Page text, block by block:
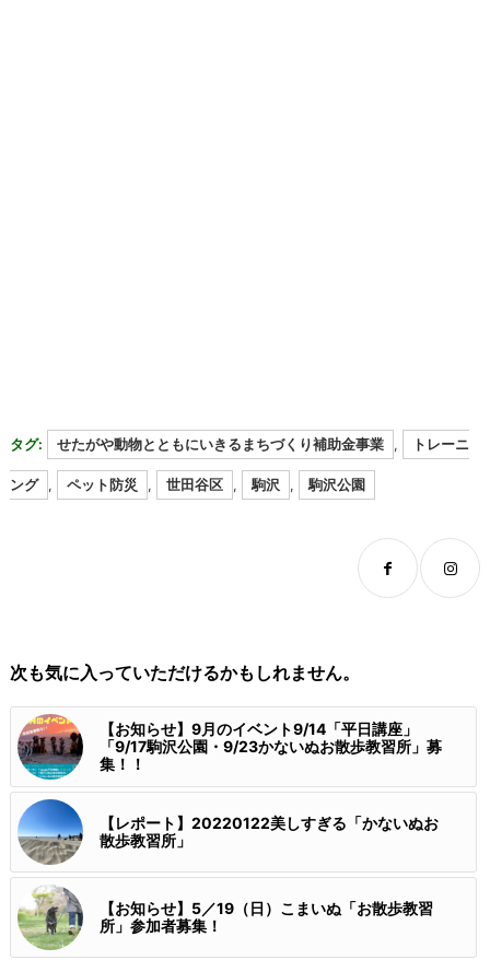
タグ: せたがや動物とともにいきるまちづくり補助金事業 , トレーニ
ング , ペット防災 , 世田谷区 , 駒沢 , 駒沢公園
次も気に入っていただけるかもしれません。
【お知らせ】9月のイベント9/14「平日講座」
「9/17駒沢公園・9/23かないぬお散歩教習所」募
集！！
【レポート】20220122美しすぎる「かないぬお
散歩教習所」
【お知らせ】5／19（日）こまいぬ「お散歩教習
所」参加者募集！